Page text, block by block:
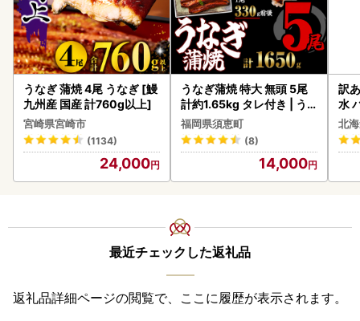
うなぎ 蒲焼 4尾 うなぎ [鰻
九州産 国産 計760g以上]
宮崎県宮崎市
(1134)
24,000
うなぎ蒲焼 特大 無頭 5尾
計約1.65kg タレ付き | う
なぎ蒲焼
福岡県須恵町
(8)
14,000
訳
水
ク
付
海
取
北
最近チェックした返礼品
返礼品詳細ページの閲覧で、ここに履歴が表示されます。